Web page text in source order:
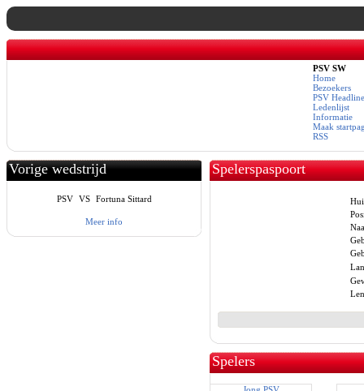
PSV SW
Home
Bezoekers
PSV
Ledenlijst
Informatie
Maak
RSS
Vorige wedstrijd
PSV VS Fortuna Sittard
Meer info
Spelerspaspoort
Spelers